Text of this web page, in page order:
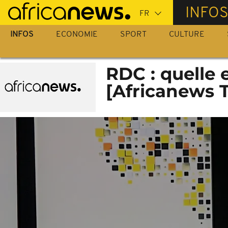
Passer
au
contenu
INFOS
INFOS ECONOMIE SPORT CULTURE
RDC : quelle
[Africanews